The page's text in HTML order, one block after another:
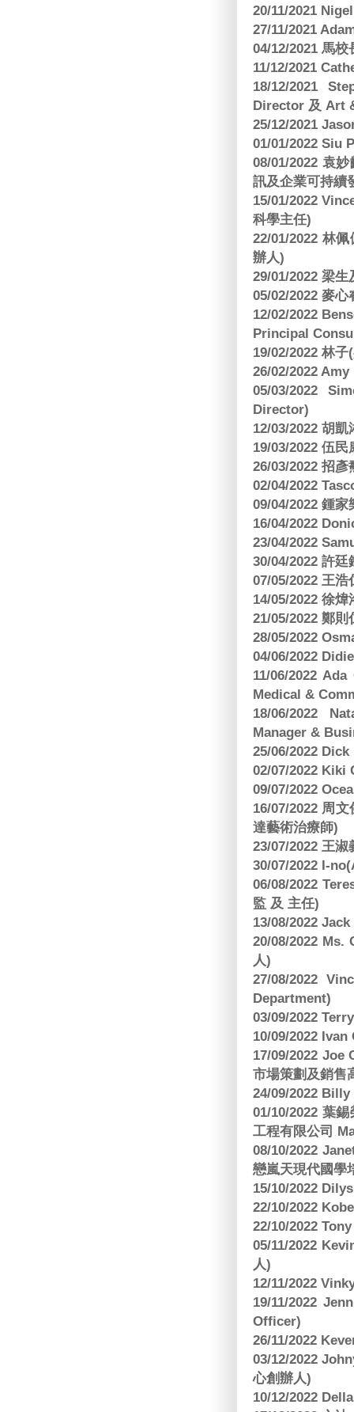
20/11/2021
27/11/2021
04/12/2021 馬
11/12/2021
18/12/2021
Director 及 Art
25/12/2021
01/01/2022 Siu
08/01/2022 袁
訊及企業可持續
15/01/2022
科學主任)
22/01/2022 林
辦人)
29/01/2022 梁
05/02/2022 麥
12/02/2022
Principal
19/02/2022 林
26/02/2022
05/03/2022
Director)
12/03/2022 胡
19/03/2022 伍
26/03/2022 招
02/04/2022
09/04/2022 鍾
16/04/2022
23/04/2022
30/04/2022 許
07/05/2022 王
14/05/2022 徐
21/05/2022 鄭
28/05/2022
04/06/2022
11/06/2022
Medical &
18/06/2022
Manager &
25/06/2022
02/07/2022 Kiki
09/07/2022
16/07/2022 周
達藝術治療師)
23/07/2022 王
30/07/2022 I-
06/08/2022
監 及 主任)
13/08/2022
20/08/2022
人)
27/08/2022
Department)
03/09/2022
10/09/2022
17/09/2022
市場策劃及銷售
24/09/2022
01/10/2022 葉
工程有限公司
08/10/2022
戀嵐天現代國學
15/10/2022
22/10/2022
22/10/2022
05/11/2022
人)
12/11/2022
19/11/2022
Officer)
26/11/2022
03/12/2022
心創辦人)
10/12/2022